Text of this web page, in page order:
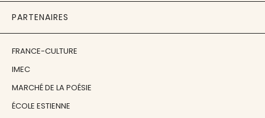
PARTENAIRES
FRANCE-CULTURE
IMEC
MARCHÉ DE LA POÉSIE
ÉCOLE ESTIENNE